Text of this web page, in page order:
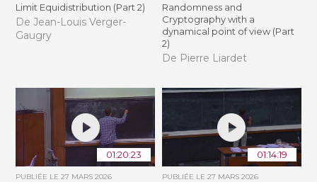
Limit Equidistribution (Part 2)
De Jean-Louis Verger-
Gaugry
Randomness and
Cryptography with a
dynamical point of view (Part
2)
De Pierre Liardet
01:20:23
PUBLIÉE LE27 MARS 2026
01:14:19
PUBLIÉE LE 27 MARS 2026